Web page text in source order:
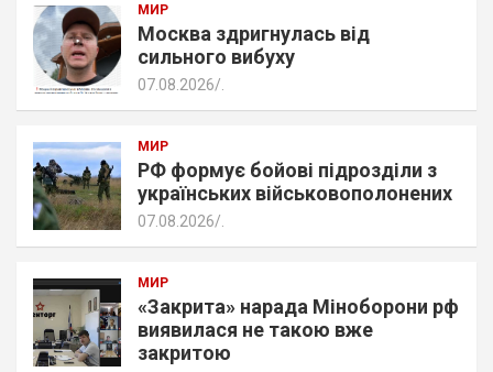
МИР
Москва здригнулась від
сильного вибуху
07.08.2026
МИР
РФ формує бойові підрозділи з
українських військовополонених
07.08.2026
МИР
«Закрита» нарада Міноборони рф
виявилася не такою вже
закритою